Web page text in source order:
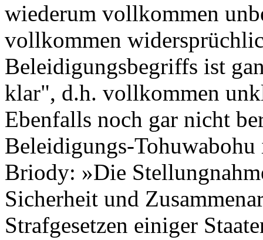
wiederum vollkommen
vollkommen
Beleidigungsbegriffs ist
klar", d.h. vollkommen
Ebenfalls noch gar nicht
Beleidigungs-
Briody: »Die
Sicherheit und
Strafgesetzen einiger